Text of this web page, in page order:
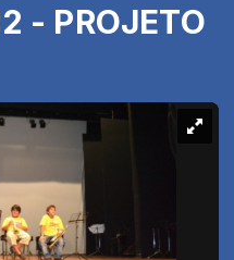
- PROJETO